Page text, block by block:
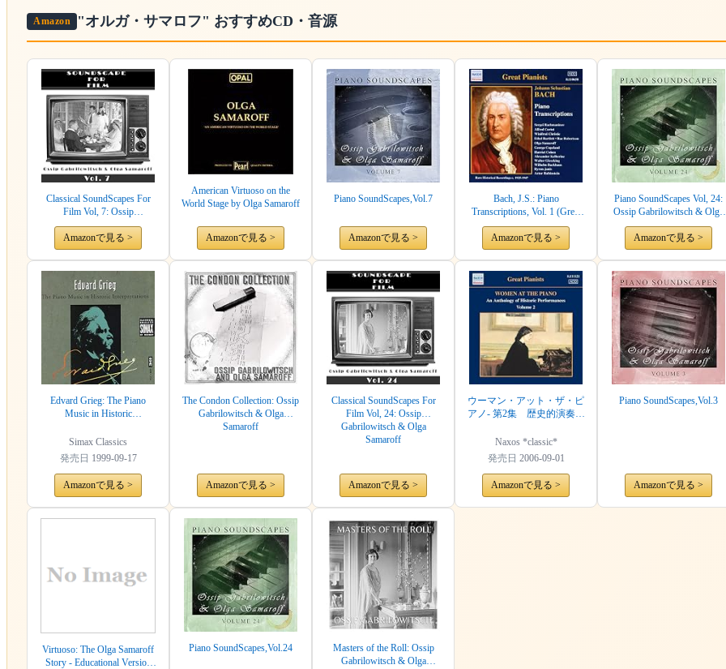
Amazon "オルガ・サマロフ" おすすめCD・音源
Classical SoundScapes For
Film Vol, 7: Ossip
Gabrilowitsch & Olga
Samaroff
Amazonで見る >
American Virtuoso on the
World Stage by Olga Samaroff
Amazonで見る >
Piano SoundScapes,Vol.7
Amazonで見る >
Bach, J.S.: Piano
Transcriptions, Vol. 1 (Great
Pianists) (1925-1947)
Amazonで見る >
Piano SoundScapes Vol, 24:
Ossip Gabrilowitsch & Olga
Samaroff
Amazonで見る >
Edvard Grieg: The Piano
Music in Historic
Simax Classics
発売日 1999-09-17
Amazonで見る >
The Condon Collection: Ossip
Gabrilowitsch & Olga
Samaroff
Amazonで見る >
Classical SoundScapes For
Film Vol, 24: Ossip
Gabrilowitsch & Olga
Samaroff
Amazonで見る >
ウーマン・アット・ザ・ピ
アノ- 第2集 歴史的演奏の
Naxos *classic*
発売日 2006-09-01
Amazonで見る >
Piano SoundScapes,Vol.3
Amazonで見る >
Virtuoso: The Olga Samaroff
Story - Educational Version
Piano SoundScapes,Vol.24
Masters of the Roll: Ossip
Gabrilowitsch & Olga